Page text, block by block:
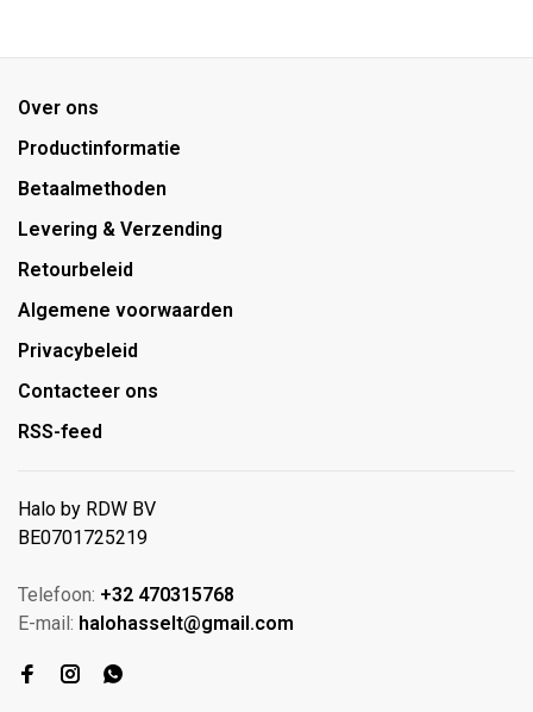
Over ons
Productinformatie
Betaalmethoden
Levering & Verzending
Retourbeleid
Algemene voorwaarden
Privacybeleid
Contacteer ons
RSS-feed
Halo by RDW BV
BE0701725219
Telefoon: +32 470315768
E-mail: halohasselt@gmail.com